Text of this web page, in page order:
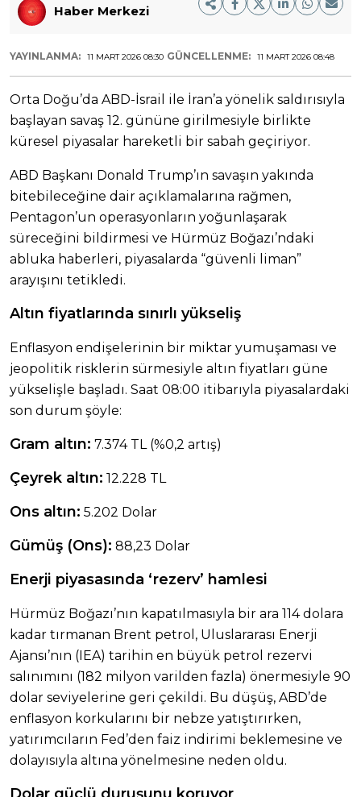
Haber Merkezi
YAYINLANMA: 11 MART 2026 08:30 GÜNCELLENME: 11 MART 2026 08:48
Orta Doğu’da ABD-İsrail ile İran’a yönelik saldırısıyla
başlayan savaş 12. gününe girilmesiyle birlikte
küresel piyasalar hareketli bir sabah geçiriyor.
ABD Başkanı Donald Trump’ın savaşın yakında
bitebileceğine dair açıklamalarına rağmen,
Pentagon’un operasyonların yoğunlaşarak
süreceğini bildirmesi ve Hürmüz Boğazı’ndaki
abluka haberleri, piyasalarda “güvenli liman”
arayışını tetikledi.
Altın fiyatlarında sınırlı yükseliş
Enflasyon endişelerinin bir miktar yumuşaması ve
jeopolitik risklerin sürmesiyle altın fiyatları güne
yükselişle başladı. Saat 08:00 itibarıyla piyasalardaki
son durum şöyle:
Gram altın: 7.374 TL (%0,2 artış)
Çeyrek altın: 12.228 TL
Ons altın: 5.202 Dolar
Gümüş (Ons): 88,23 Dolar
Enerji piyasasında ‘rezerv’ hamlesi
Hürmüz Boğazı’nın kapatılmasıyla bir ara 114 dolara
kadar tırmanan Brent petrol, Uluslararası Enerji
Ajansı’nın (IEA) tarihin en büyük petrol rezervi
salınımını (182 milyon varilden fazla) önermesiyle 90
dolar seviyelerine geri çekildi. Bu düşüş, ABD’de
enflasyon korkularını bir nebze yatıştırırken,
yatırımcıların Fed’den faiz indirimi beklemesine ve
dolayısıyla altına yönelmesine neden oldu.